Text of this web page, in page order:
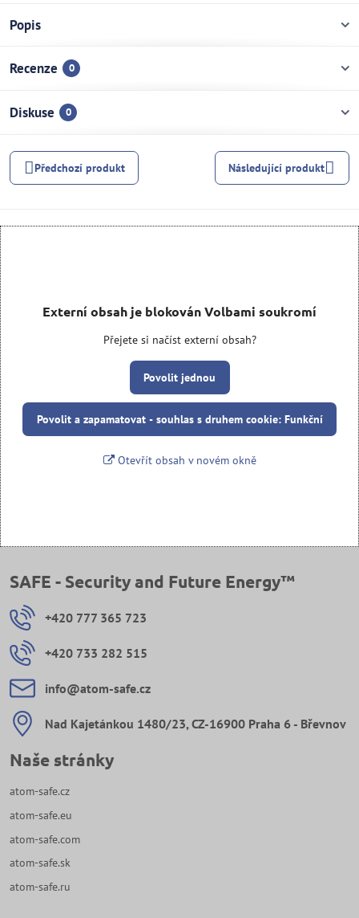
Popis
Recenze 0
Diskuse 0
Předchozí produkt Následující produkt
Externí obsah je blokován Volbami soukromí
Přejete si načíst externí obsah?
Povolit jednou
Povolit a zapamatovat - souhlas s druhem cookie: Funkční
Otevřít obsah v novém okně
SAFE - Security and Future Energy™
+420 777 365 723
+420 733 282 515
info​@atom-safe​.cz
Nad Kajetánkou 1480/23, CZ-16900 Praha 6 - Břevnov
Naše stránky
atom-safe.cz
atom-safe.eu
atom-safe.com
atom-safe.sk
atom-safe.ru